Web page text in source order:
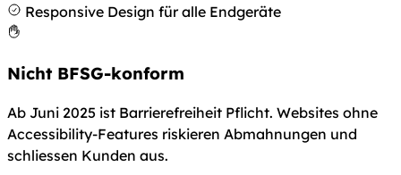
Responsive Design für alle Endgeräte
Nicht BFSG-konform
Ab Juni 2025 ist Barrierefreiheit Pflicht. Websites ohne
Accessibility-Features riskieren Abmahnungen und
schliessen Kunden aus.